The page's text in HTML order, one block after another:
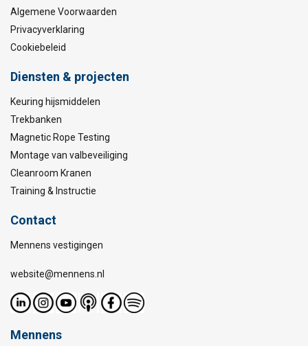
Algemene Voorwaarden
Privacyverklaring
Cookiebeleid
Diensten & projecten
Keuring hijsmiddelen
Trekbanken
Magnetic Rope Testing
Montage van valbeveiliging
Cleanroom Kranen
Training & Instructie
Contact
Mennens vestigingen
website@mennens.nl
Mennens